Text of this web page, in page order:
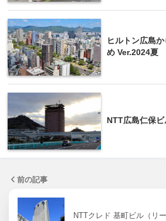
ヒルトン広島
め Ver.2024夏
NTT広島仁保ビ
前の記事
NTTクレド 基町ビル（リ